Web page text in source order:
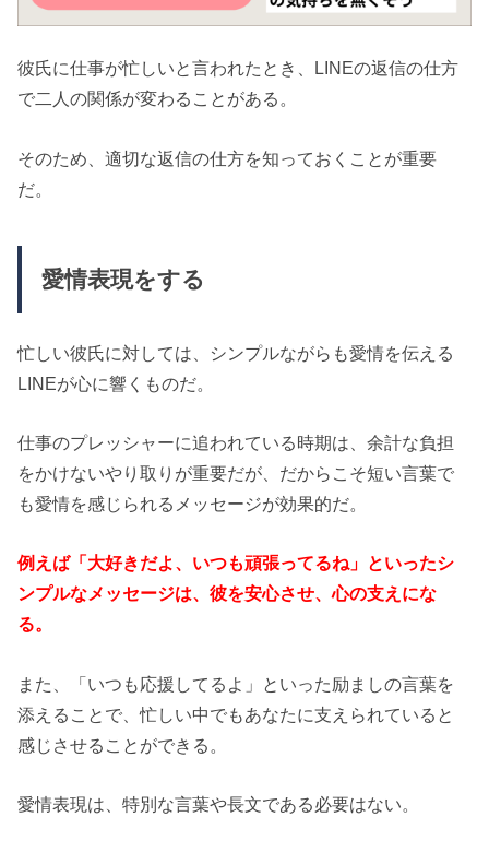
彼氏に仕事が忙しいと言われたとき、LINEの返信の仕方
で二人の関係が変わることがある。
そのため、適切な返信の仕方を知っておくことが重要
だ。
愛情表現をする
忙しい彼氏に対しては、シンプルながらも愛情を伝える
LINEが心に響くものだ。
仕事のプレッシャーに追われている時期は、余計な負担
をかけないやり取りが重要だが、だからこそ短い言葉で
も愛情を感じられるメッセージが効果的だ。
例えば「大好きだよ、いつも頑張ってるね」といったシ
ンプルなメッセージは、彼を安心させ、心の支えにな
る。
また、「いつも応援してるよ」といった励ましの言葉を
添えることで、忙しい中でもあなたに支えられていると
感じさせることができる。
愛情表現は、特別な言葉や長文である必要はない。